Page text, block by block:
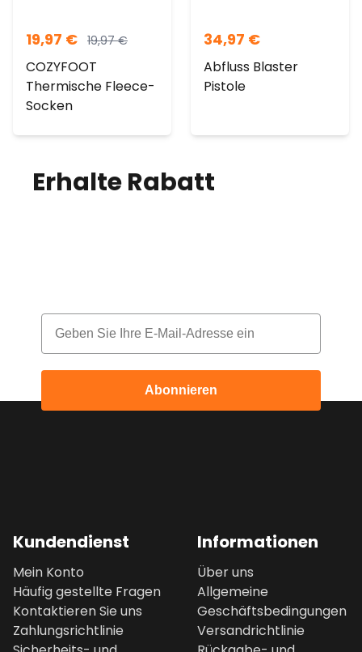
19,97 € 19,97€
COZYFOOT
Thermische Fleece-
Socken
34,97 €
Abfluss Blaster
Pistole
Erhalte Rabatt
Email
Abonnieren
Kundendienst
Mein Konto
Häufig gestellte Fragen
Kontaktieren Sie uns
Zahlungsrichtlinie
Informationen
Über uns
Allgemeine
Geschäftsbedingungen
Versandrichtlinie